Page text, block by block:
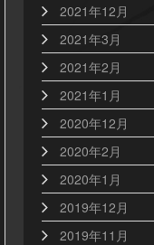
2021年12月
2021年3月
2021年2月
2021年1月
2020年12月
2020年2月
2020年1月
2019年12月
2019年11月